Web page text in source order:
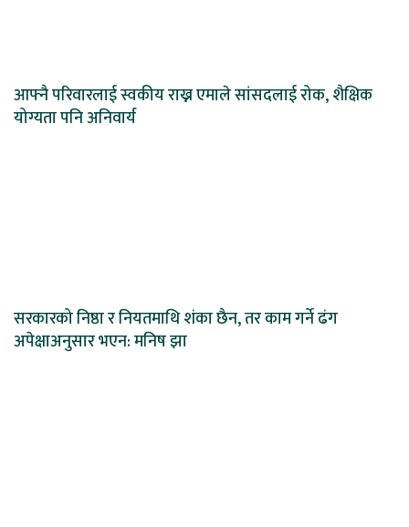
आफ्नै परिवारलाई स्वकीय राख्न एमाले सांसदलाई रोक, शैक्षिक
योग्यता पनि अनिवार्य
सरकारको निष्ठा र नियतमाथि शंका छैन, तर काम गर्ने ढंग
अपेक्षाअनुसार भएन: मनिष झा